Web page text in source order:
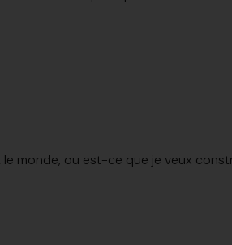
monde, ou est-ce que je veux